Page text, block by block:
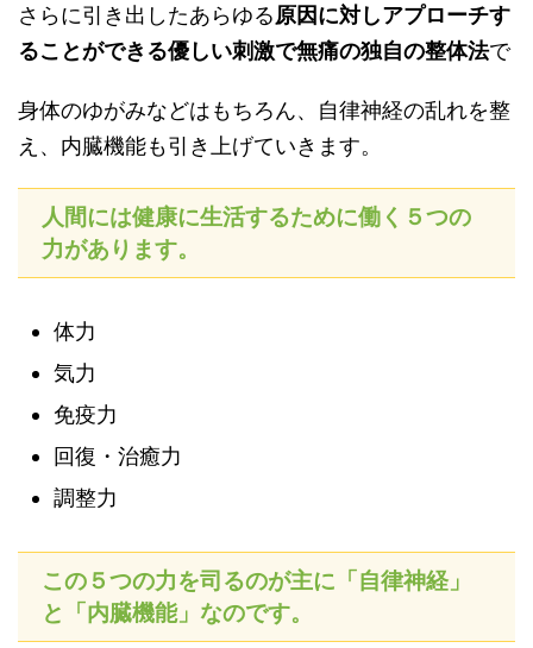
さらに引き出したあらゆる原因に対しアプローチす
ることができる優しい刺激で無痛の独自の整体法で
身体のゆがみなどはもちろん、自律神経の乱れを整
え、内臓機能も引き上げていきます。
人間には健康に生活するために働く５つの
力があります。
体力
気力
免疫力
回復・治癒力
調整力
この５つの力を司るのが主に「自律神経」
と「内臓機能」なのです。